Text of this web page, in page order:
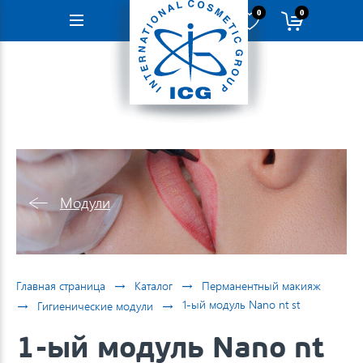
Навигация
0 0
Модули
Главная страница → Каталог → Перманентный макияж
→ Гигиенические модули → 1-ый модуль Nano nt st
1-ый модуль Nano nt